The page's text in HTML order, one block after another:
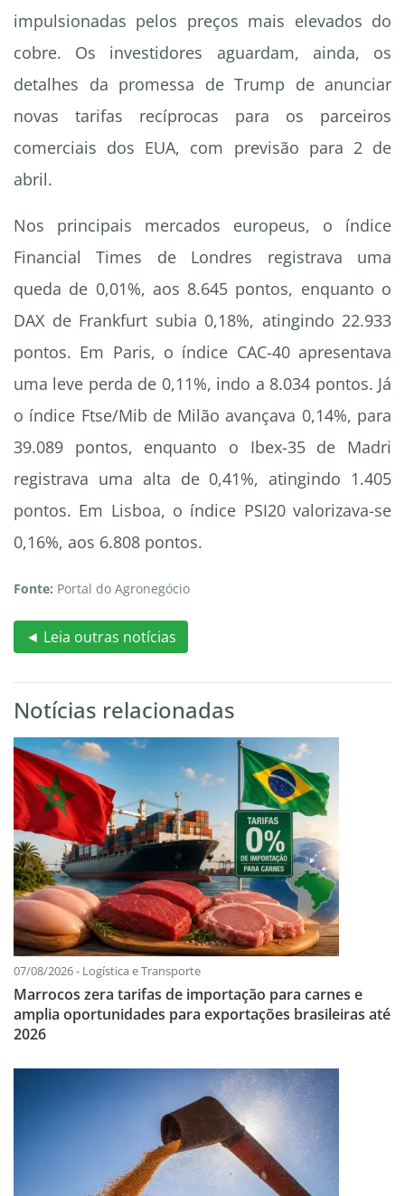
impulsionadas pelos preços mais elevados do
cobre. Os investidores aguardam, ainda, os
detalhes da promessa de Trump de anunciar
novas tarifas recíprocas para os parceiros
comerciais dos EUA, com previsão para 2 de
abril.
Nos principais mercados europeus, o índice
Financial Times de Londres registrava uma
queda de 0,01%, aos 8.645 pontos, enquanto o
DAX de Frankfurt subia 0,18%, atingindo 22.933
pontos. Em Paris, o índice CAC-40 apresentava
uma leve perda de 0,11%, indo a 8.034 pontos. Já
o índice Ftse/Mib de Milão avançava 0,14%, para
39.089 pontos, enquanto o Ibex-35 de Madri
registrava uma alta de 0,41%, atingindo 1.405
pontos. Em Lisboa, o índice PSI20 valorizava-se
0,16%, aos 6.808 pontos.
Fonte: Portal do Agronegócio
◄ Leia outras notícias
Notícias relacionadas
07/08/2026 - Logística e Transporte
Marrocos zera tarifas de importação para carnes e
amplia oportunidades para exportações brasileiras até
2026